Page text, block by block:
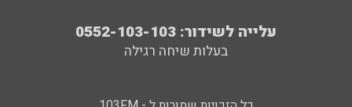
עלייה לשידור: 0552-103-103
בעלות שיחה רגילה